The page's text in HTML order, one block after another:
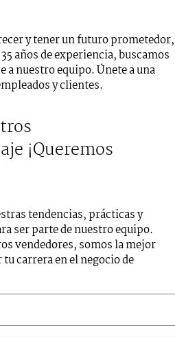
y tener un futuro prometedor,
años de experiencia, buscamos
a nuestro equipo. Únete a una
y clientes.
¡Queremos
tendencias, prácticas y
ser parte de nuestro equipo.
vendedores, somos la mejor
carrera en el negocio de